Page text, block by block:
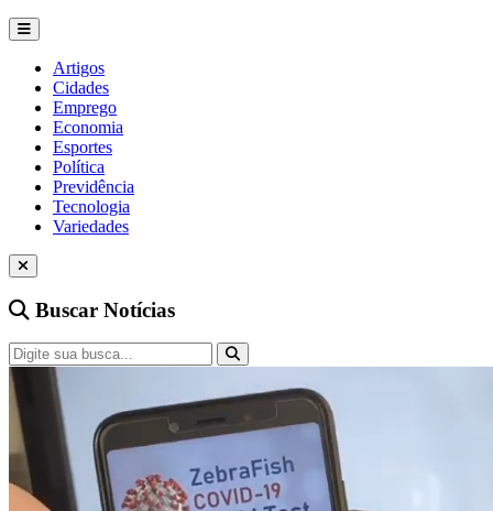
Artigos
Cidades
Emprego
Economia
Esportes
Política
Previdência
Tecnologia
Variedades
Buscar Notícias